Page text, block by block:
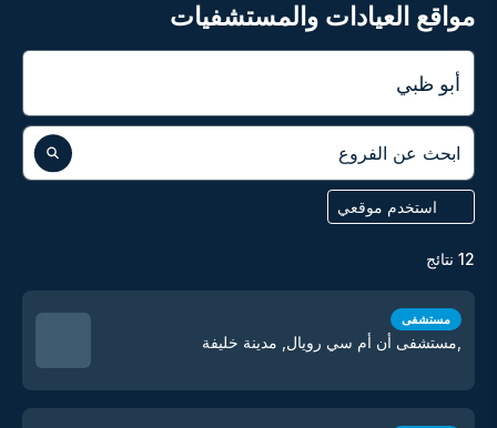
مواقع العيادات والمستشفيات
المدينة
ابحث عن الفروع
استخدم موقعي
12 نتائج
مستشفى
,مستشفى أن أم سي رويال, مدينة خليفة